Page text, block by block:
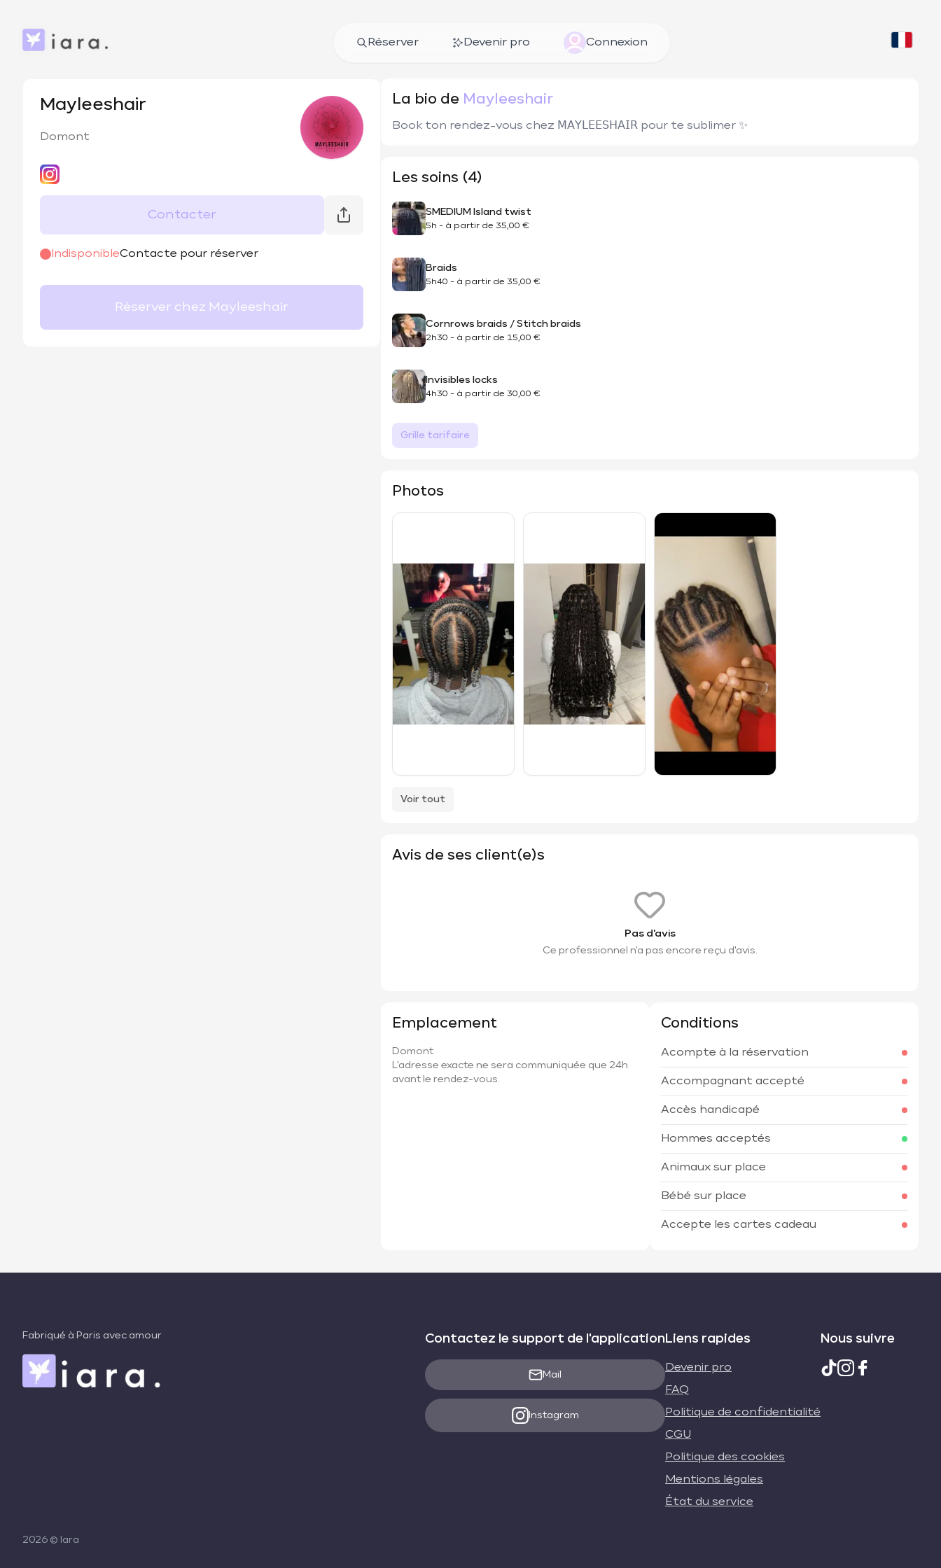
Réserver Devenir pro Connexion
Mayleeshair
Domont
Contacter
IndisponibleContacte pour réserver
@mayleeshair
Réserver chez Mayleeshair
La bio de Mayleeshair
Book ton rendez-vous chez 𝖬𝖠𝖸𝖫𝖤𝖤𝖲𝖧𝖠𝖨𝖱 pour te sublimer ✨
Les soins (4)
SMEDIUM Island twist
5h - à partir de 35,00 €
Braids
5h40 - à partir de 35,00 €
Cornrows braids / Stitch braids
2h30 - à partir de 15,00 €
Invisibles locks
4h30 - à partir de 30,00 €
Grille tarifaire
Photos
Voir tout
Avis de ses client(e)s
Pas d'avis
Ce professionnel n'a pas encore reçu d'avis.
Emplacement
Domont
L'adresse exacte ne sera communiquée que 24h
avant le rendez-vous.
Conditions
Acompte à la réservation
Accompagnant accepté
Accès handicapé
Hommes acceptés
Animaux sur place
Bébé sur place
Accepte les cartes cadeau
Fabriqué à Paris avec amour Contactez le support de l'application
Mail
Instagram
Liens rapides
Devenir pro
FAQ
Politique de confidentialité
CGU
Politique des cookies
Mentions légales
État du service
Nous suivre
2026 © Iara